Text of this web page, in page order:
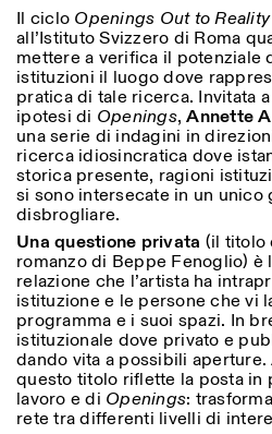
Organizzazione
Biblioteca
Jobs
Altre Attività
NEWSLETTER
Registrati alla nostra
informazioni sui nostri eventi
Facebook Instagram Linkedin Vimeo
Privacy Policy
ORARI PORTINERIA:
LUN-VEN
ORARI MOSTRE:
VISITE GUIDATE:
Categoria
Tutte le
Antropologia
Architettura
Astrofisica
Altre
Durata (giorni)
1
> 1
Il ciclo Openings Out to Reality
all’Istituto Svizzero di Roma
mettere a verifica il potenziale
istituzioni il luogo dove
pratica di tale ricerca. Invitata
ipotesi di Openings,Annette
una serie di indagini in
ricerca idiosincratica dove
storica presente, ragioni
si sono intersecate in un
disbrogliare.
Una questione privata (il titolo
romanzo di Beppe Fenoglio) è
relazione che l’artista ha
istituzione e le persone che vi
programma e i suoi spazi. In
istituzionale dove privato e
dando vita a possibili
questo titolo riflette la posta in
lavoro e di Openings:
rete tra differenti livelli di